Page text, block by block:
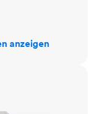
anzeigen